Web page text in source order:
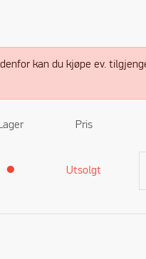
kan du kjøpe ev.
Pris
● Utsolgt